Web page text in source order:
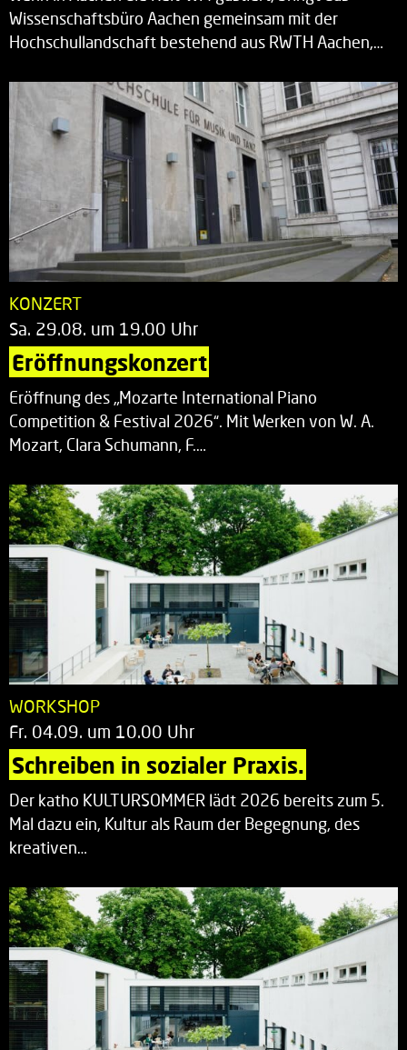
Wissenschaftsbüro Aachen gemeinsam mit der
Hochschullandschaft bestehend aus RWTH Aachen,…
KONZERT
Sa. 29.08. um 19.00 Uhr
Eröffnungskonzert
Eröffnung des „Mozarte International Piano
Competition & Festival 2026“. Mit Werken von W. A.
Mozart, Clara Schumann, F.…
WORKSHOP
Fr. 04.09. um 10.00 Uhr
Schreiben in sozialer Praxis.
Der katho KULTURSOMMER lädt 2026 bereits zum 5.
Mal dazu ein, Kultur als Raum der Begegnung, des
kreativen…